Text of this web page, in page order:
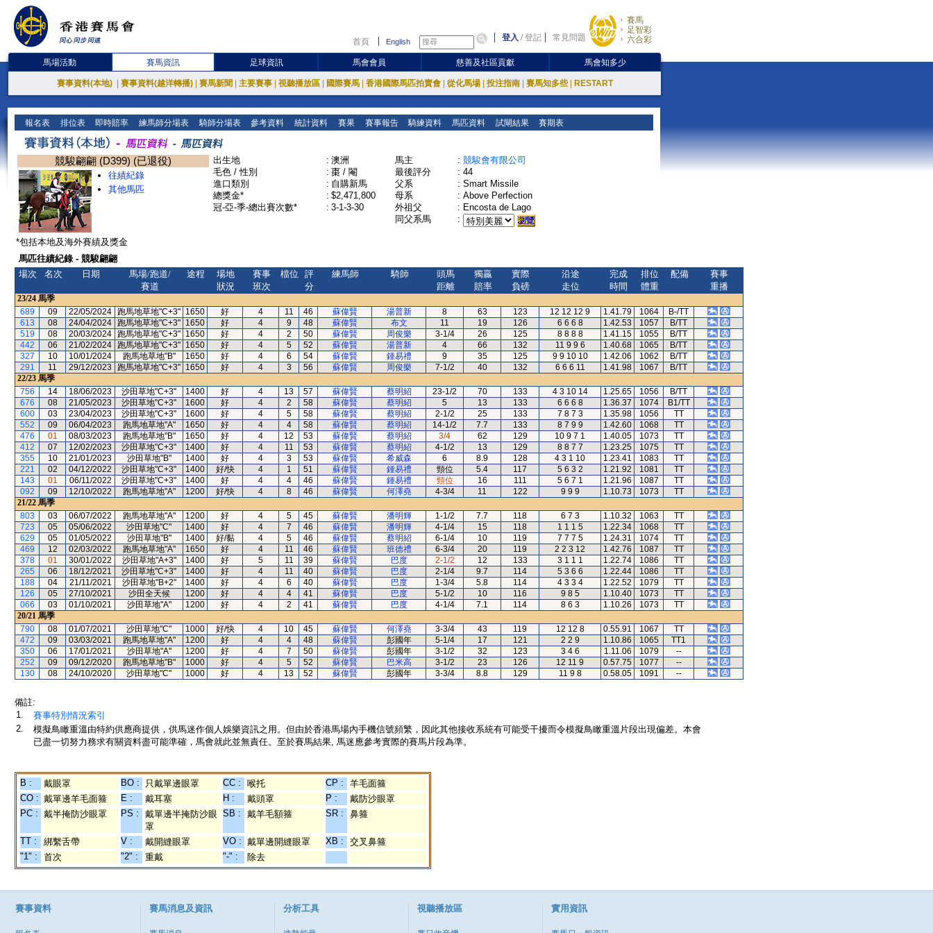
首頁 English 登入 /登記 常見問題
賽馬
足智彩
六合彩
馬場活動 賽馬資訊 足球資訊 馬會會員 慈善及社區貢獻 馬會知多少
賽事資料(本地) 賽事資料(越洋轉播) 賽馬新聞 主要賽事 視聽播放區 國際賽馬 香港國際馬匹拍賣會 從化馬場 投注指南 賽馬知多些 RESTART
報名表 排位表 即時賠率 練馬師分場表 騎師分場表 參考資料 統計資料 賽果 賽事報告 騎練資料 馬匹資料 試閘結果 賽期表
競駿翩翩 (D399) (已退役)
往績紀錄
其他馬匹
出生地 : 澳洲
毛色 / 性別
: 棗 / 閹
進口類別
: 自購新馬
總獎金*
: $2,471,800
冠-亞-季-總出賽次數*
: 3-1-3-30
馬主 : 競駿會有限公司
最後評分
: 44
父系
: Smart Missile
母系
: Above Perfection
外祖父
: Encosta de Lago
同父系馬
:
*包括本地及海外賽績及獎金
馬匹往績紀錄 - 競駿翩翩
場次
名次 日期
馬場/跑道/
賽道
途程
場地
狀況
賽事
班次
檔位
評
分
練馬師 騎師
頭馬
距離
獨贏
賠率
實際
負磅
沿途
走位
完成
時間
排位
體重
配備
賽事
重播
23/24 馬季
689
09 22/05/2024 跑馬地草地"C+3" 1650 好 4 11 46 蘇偉賢 湯普新 8 63 123 12 12 12 9 1.41.79 1064
B-/TT
613
08 24/04/2024 跑馬地草地"C+3" 1650 好 4 9 48 蘇偉賢 布文 11 19 126 6 6 6 8 1.42.53 1057
B/TT
519
08 20/03/2024 跑馬地草地"C+3" 1650 好 4 2 50 蘇偉賢 周俊樂 3-1/4 26 125 8 8 8 8 1.41.15 1055
B/TT
442
06 21/02/2024 跑馬地草地"C+3" 1650 好 4 5 52 蘇偉賢 湯普新 4 66 132 11 9 9 6 1.40.68 1065
B/TT
327
10 10/01/2024 跑馬地草地"B" 1650 好 4 6 54 蘇偉賢 鍾易禮 9 35 125 9 9 10 10 1.42.06 1062
B/TT
291
11 29/12/2023 跑馬地草地"C+3" 1650 好 4 3 56 蘇偉賢 周俊樂 7-1/2 40 132 6 6 6 11 1.41.98 1067
B/TT
22/23 馬季
756
14 18/06/2023 沙田草地"C+3" 1400 好 4 13 57 蘇偉賢 蔡明紹 23-1/2 70 133 4 3 10 14 1.25.65 1056
B/TT
676
08 21/05/2023 沙田草地"C+3" 1600 好 4 2 58 蘇偉賢 蔡明紹 5 13 133 6 6 6 8 1.36.37 1074
B1/TT
600
03 23/04/2023 沙田草地"C+3" 1600 好 4 5 58 蘇偉賢 蔡明紹 2-1/2 25 133 7 8 7 3 1.35.98 1056
TT
552
09 06/04/2023 跑馬地草地"A" 1650 好 4 4 58 蘇偉賢 蔡明紹 14-1/2 7.7 133 8 7 9 9 1.42.60 1068
TT
476
01 08/03/2023 跑馬地草地"B" 1650 好 4 12 53 蘇偉賢 蔡明紹 3/4 62 129 10 9 7 1 1.40.05 1073
TT
412
07 12/02/2023 沙田草地"C+3" 1400 好 4 11 53 蘇偉賢 蔡明紹 4-1/2 13 129 8 8 7 7 1.23.25 1075
TT
355
10 21/01/2023 沙田草地"B" 1400 好 4 3 53 蘇偉賢 希威森 6 8.9 128 4 3 1 10 1.23.41 1083
TT
221
02 04/12/2022 沙田草地"C+3" 1400 好/快 4 1 51 蘇偉賢 鍾易禮 頸位 5.4 117 5 6 3 2 1.21.92 1081
TT
143
01 06/11/2022 沙田草地"C+3" 1400 好 4 4 46 蘇偉賢 鍾易禮 頸位 16 111 5 6 7 1 1.21.96 1087
TT
092
09 12/10/2022 跑馬地草地"A" 1200 好/快 4 8 46 蘇偉賢 何澤堯 4-3/4 11 122 9 9 9 1.10.73 1073
TT
21/22 馬季
803
03 06/07/2022 跑馬地草地"A" 1200 好 4 5 45 蘇偉賢 潘明輝 1-1/2 7.7 118 6 7 3 1.10.32 1063
TT
723
05 05/06/2022 沙田草地"C" 1400 好 4 7 46 蘇偉賢 潘明輝 4-1/4 15 118 1 1 1 5 1.22.34 1068
TT
629
05 01/05/2022 沙田草地"B" 1400 好/黏 4 5 46 蘇偉賢 蔡明紹 6-1/4 10 119 7 7 7 5 1.24.31 1074
TT
469
12 02/03/2022 跑馬地草地"A" 1650 好 4 11 46 蘇偉賢 班德禮 6-3/4 20 119 2 2 3 12 1.42.76 1087
TT
378
01 30/01/2022 沙田草地"A+3" 1400 好 5 11 39 蘇偉賢 巴度 2-1/2 12 133 3 1 1 1 1.22.74 1086
TT
265
06 18/12/2021 沙田草地"C+3" 1400 好 4 11 40 蘇偉賢 巴度 2-1/4 9.7 114 5 3 6 6 1.22.44 1086
TT
188
04 21/11/2021 沙田草地"B+2" 1400 好 4 6 40 蘇偉賢 巴度 1-3/4 5.8 114 4 3 3 4 1.22.52 1079
TT
126
05 27/10/2021 沙田全天候 1200 好 4 4 41 蘇偉賢 巴度 5-1/2 10 116 9 8 5 1.10.40 1073
TT
066
03 01/10/2021 沙田草地"A" 1200 好 4 2 41 蘇偉賢 巴度 4-1/4 7.1 114 8 6 3 1.10.26 1073
TT
20/21 馬季
790
08 01/07/2021 沙田草地"C" 1000 好/快 4 10 45 蘇偉賢 何澤堯 3-3/4 43 119 12 12 8 0.55.91 1067
TT
472
09 03/03/2021 跑馬地草地"A" 1200 好 4 4 48 蘇偉賢 彭國年 5-1/4 17 121 2 2 9 1.10.86 1065
TT1
350
06 17/01/2021 沙田草地"A" 1200 好 4 7 50 蘇偉賢 彭國年 3-1/2 32 123 3 4 6 1.11.06 1079
--
252
09 09/12/2020 跑馬地草地"B" 1000 好 4 5 52 蘇偉賢 巴米高 3-1/2 23 126 12 11 9 0.57.75 1077
--
130
08 24/10/2020 沙田草地"C" 1000 好 4 13 52 蘇偉賢 彭國年 3-3/4 8.8 129 11 9 8 0.58.05 1091 --
備註:
1.
賽事特別情況索引
2.
模擬鳥瞰重溫由特約供應商提供，供馬迷作個人娛樂資訊之用。但由於香港馬場內手機信號頻繁，因此其他接收系統有可能受干擾而令模擬鳥瞰重溫片段出現偏差。本會
已盡一切努力務求有關資料盡可能準確，馬會就此並無責任。至於賽馬結果, 馬迷應參考實際的賽馬片段為準。
B : 戴眼罩 BO : 只戴單邊眼罩 CC : 喉托 CP :
羊毛面箍
CO : 戴單邊羊毛面箍 E : 戴耳塞 H : 戴頭罩 P :
戴防沙眼罩
PC : 戴半掩防沙眼罩 PS :
戴單邊半掩防沙眼
罩
SB : 戴羊毛額箍 SR : 鼻箍
TT : 綁繫舌帶 V : 戴開縫眼罩 VO : 戴單邊開縫眼罩 XB :
交叉鼻箍
"1" :
首次 "2" : 重戴 "-" : 除去
賽事資料 賽馬消息及資訊 分析工具 視聽播放區 實用資訊